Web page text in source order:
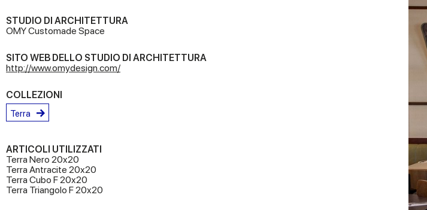
STUDIO DI ARCHITETTURA
OMY Customade Space
SITO WEB DELLO STUDIO DI ARCHITETTURA
http://www.omydesign.com/
COLLEZIONI
Terra
ARTICOLI UTILIZZATI
Terra Nero 20x20
Terra Antracite 20x20
Terra Cubo F 20x20
Terra Triangolo F 20x20